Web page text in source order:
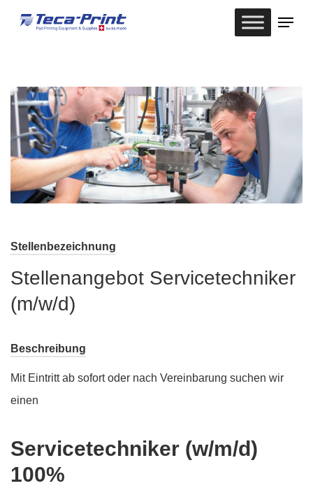
Menu
Stellenbezeichnung
Stellenangebot Servicetechniker
(m/w/d)
Beschreibung
Mit Eintritt ab sofort oder nach Vereinbarung suchen wir
einen
Servicetechniker (w/m/d)
100%